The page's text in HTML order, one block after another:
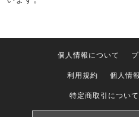
個人情報について
利用規約
個人情
特定商取引について